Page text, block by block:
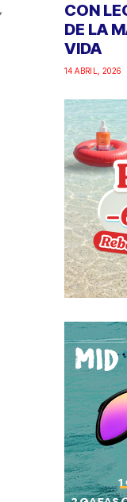
CON
DE LA
VIDA
14 ABRIL, 2026